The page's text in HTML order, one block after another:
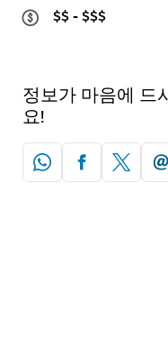
$$ - $$$
정보가 마음에 드
요!